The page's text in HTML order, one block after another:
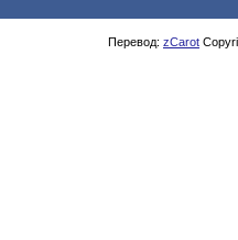
Перевод: zCarot